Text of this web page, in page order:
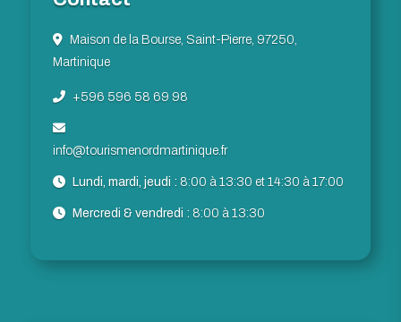
Maison de la Bourse, Saint-Pierre, 97250,
Martinique
+596 596 58 69 98
info@tourismenordmartinique.fr
Lundi, mardi, jeudi : 8:00 à 13:30 et 14:30 à 17:00
Mercredi & vendredi : 8:00 à 13:30